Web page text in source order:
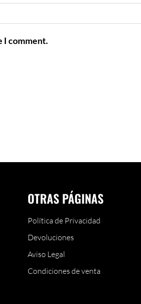
I comment.
OTRAS PÁGINAS
Política de Privacidad
Devoluciones
Aviso Legal
Condiciones de venta